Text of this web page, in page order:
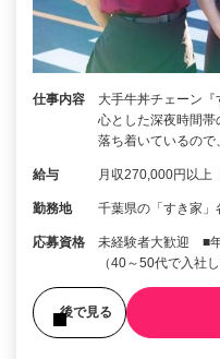
仕事内容
大手牛丼チェーン
心とした深夜時間帯
落ち着いているの
給与 月収270,000円以上
勤務地 千葉県の「すき家」
応募資格
未経験者大歓迎 ■
（40～50代で入社
後で見る